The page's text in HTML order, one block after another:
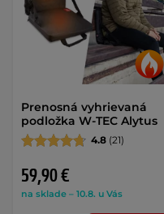
Prenosná vyhrievaná
podložka W-TEC Alytus
4.8 (21)
59,90 €
na sklade – 10.8. u Vás